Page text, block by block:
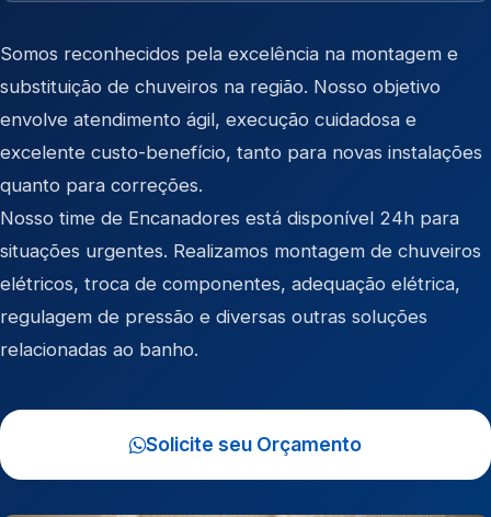
Somos reconhecidos pela excelência na montagem e
substituição de chuveiros na região. Nosso objetivo
envolve atendimento ágil, execução cuidadosa e
excelente custo-benefício, tanto para novas instalações
quanto para correções.
Nosso time de Encanadores está disponível 24h para
situações urgentes. Realizamos montagem de chuveiros
elétricos, troca de componentes, adequação elétrica,
regulagem de pressão e diversas outras soluções
relacionadas ao banho.
Solicite seu Orçamento